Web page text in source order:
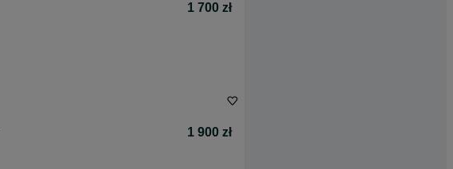
1 700 zł
1 900 zł